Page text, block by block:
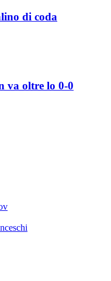
di coda
va oltre lo 0-0